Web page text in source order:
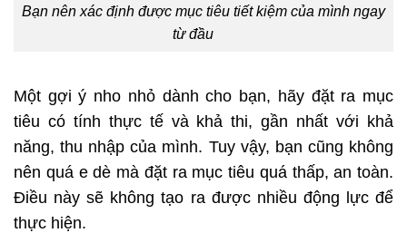
Bạn nên xác định được mục tiêu tiết kiệm của mình ngay
từ đầu
Một gợi ý nho nhỏ dành cho bạn, hãy đặt ra mục
tiêu có tính thực tế và khả thi, gần nhất với khả
năng, thu nhập của mình. Tuy vậy, bạn cũng không
nên quá e dè mà đặt ra mục tiêu quá thấp, an toàn.
Điều này sẽ không tạo ra được nhiều động lực để
thực hiện.